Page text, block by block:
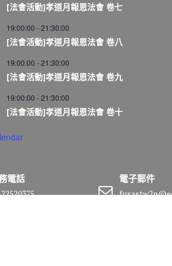
[法會活動]孝道月報恩法會 卷七
19:00:00 -21:30:00
[法會活動]孝道月報恩法會 卷八
19:00:00 -21:30:00
[法會活動]孝道月報恩法會 卷九
19:00:00 -21:30:00
[法會活動]孝道月報恩法會 卷十
電話
電子郵件